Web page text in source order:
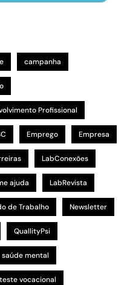
campanha
Profissional
Emprego Empresa
LabConexões
ajuda LabRevista
de Trabalho Newsletter
QuallityPsi
saúde mental
teste vocacional